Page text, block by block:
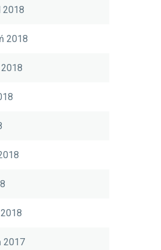
2018
2018
2017